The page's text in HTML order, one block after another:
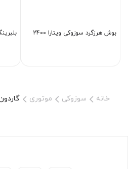
بوش هرزگرد سوزوکی ویتارا 2400
خانه سوزوکی موتوری گاردون